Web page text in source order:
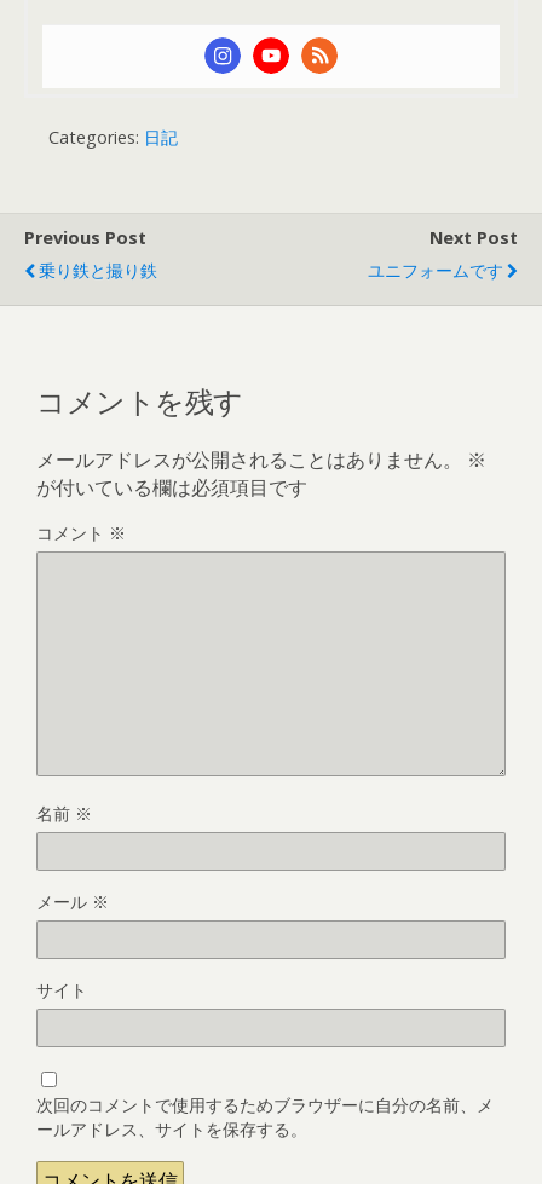
Categories: 日記
Previous Post
乗り鉄と撮り鉄
Next Post
ユニフォームです
コメントを残す
メールアドレスが公開されることはありません。
※
が付いている欄は必須項目です
コメント ※
名前 ※
メール ※
サイト
次回のコメントで使用するためブラウザーに自分の名前、メ
ールアドレス、サイトを保存する。